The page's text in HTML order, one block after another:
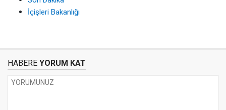
İçişleri Bakanlığı
HABERE YORUM KAT